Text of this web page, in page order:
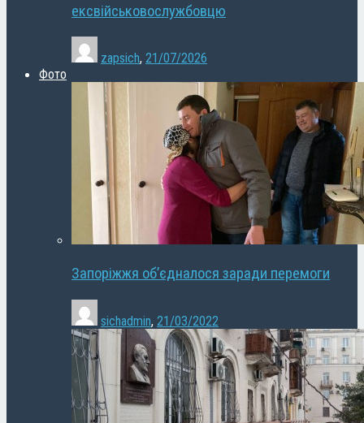
ексвійськовослужбовцю
zapsich, 21/07/2026
Фото
Запоріжжя об’єдналося заради перемоги
sichadmin, 21/03/2022